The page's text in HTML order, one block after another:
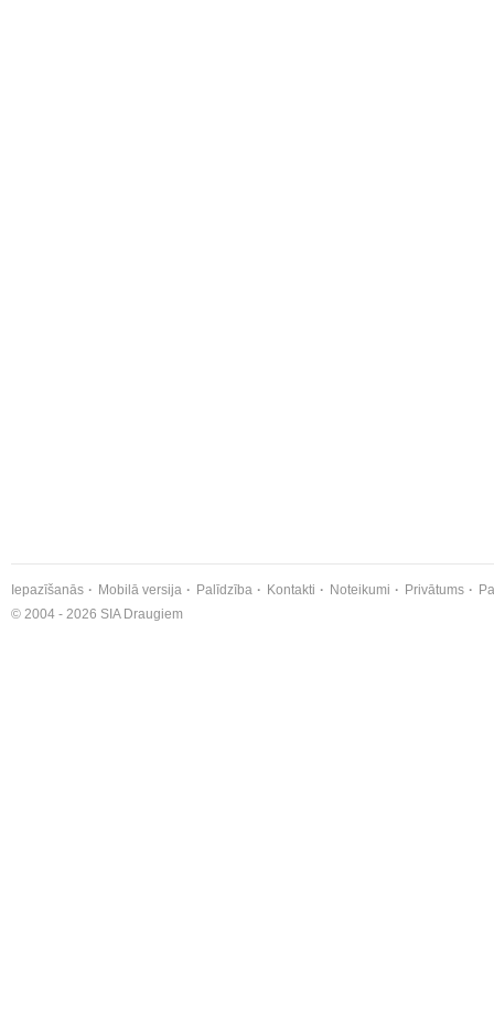
Iepazīšanās Mobilā versija Palīdzība Kontakti Noteikumi Privātums
© 2004 - 2026 SIA Draugiem